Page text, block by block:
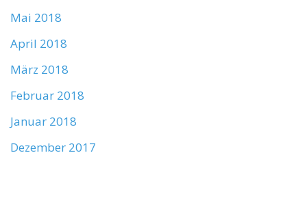
Mai 2018
April 2018
März 2018
Februar 2018
Januar 2018
Dezember 2017